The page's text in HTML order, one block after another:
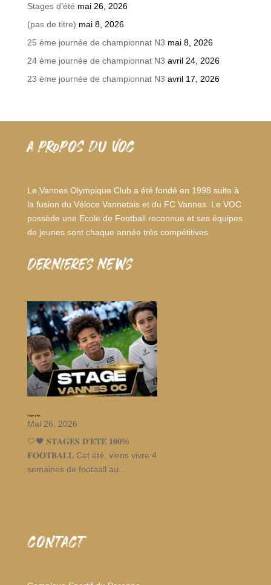
Stages d’été mai 26, 2026
(pas de titre) mai 8, 2026
25 ème journée de championnat N3 mai 8, 2026
24 ème journée de championnat N3 avril 24, 2026
23 ème journée de championnat N3 avril 17, 2026
A PROPOS DU VOC
Le Vannes Olympique Club a été fondé en 1998 suite à
la fusion du Véloce Vannetais et du FC Vannes. Le VOC
possède une Ecole de Football reconnue et ses équipes
de jeunes sont chaque année très compétitives.
dernieres news
Stages d’été
Mai 26, 2026
🤍🖤 𝐒𝐓𝐀𝐆𝐄𝐒 𝐃’𝐄́𝐓𝐄́ 𝟏𝟎𝟎%
𝐅𝐎𝐎𝐓𝐁𝐀𝐋𝐋 Cet été, viens vivre 4
semaines de football au...
CONTACT